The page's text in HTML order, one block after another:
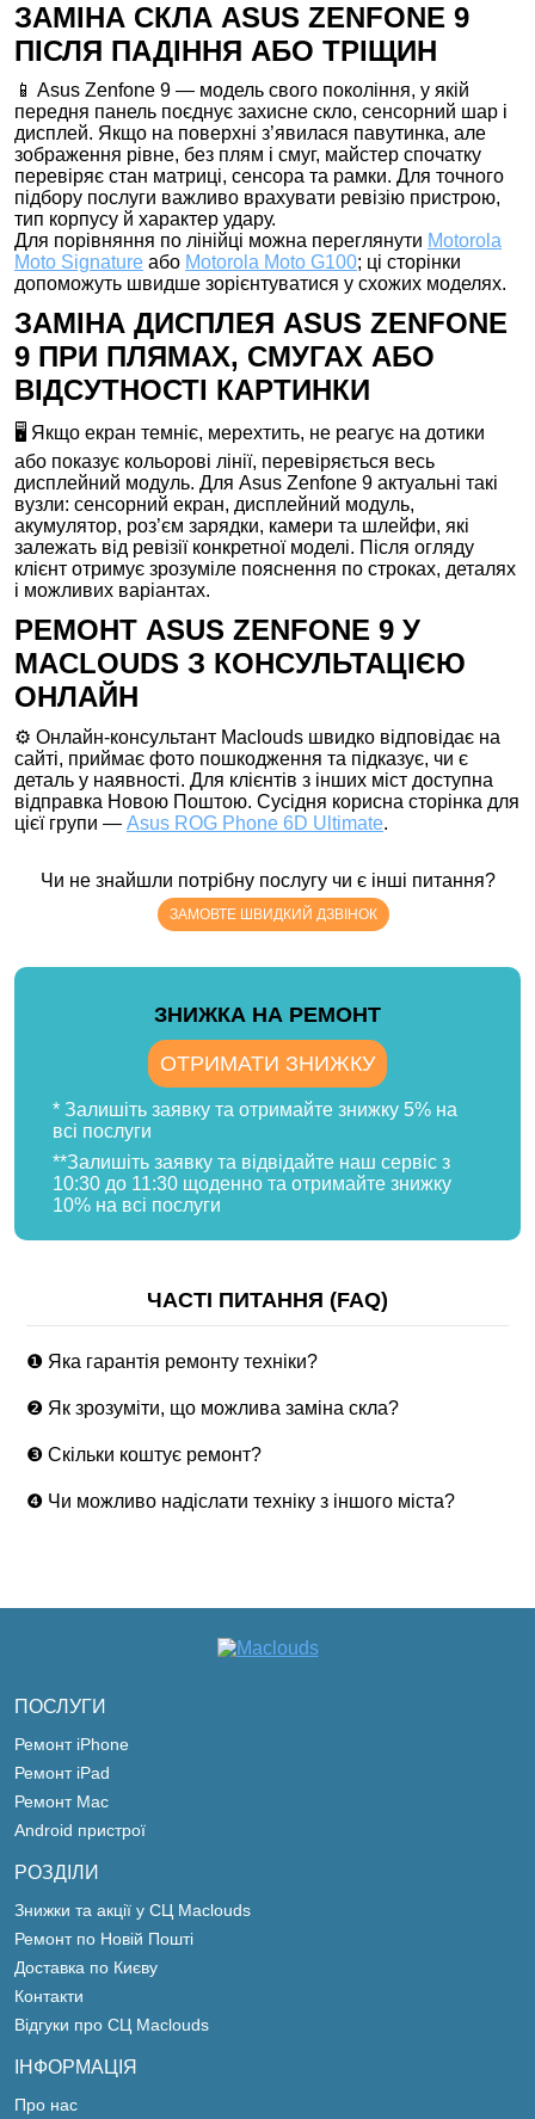
ЗАМІНА СКЛА ASUS ZENFONE 9
ПІСЛЯ ПАДІННЯ АБО ТРІЩИН
📱 Asus Zenfone 9 — модель свого покоління, у якій
передня панель поєднує захисне скло, сенсорний шар і
дисплей. Якщо на поверхні з’явилася павутинка, але
зображення рівне, без плям і смуг, майстер спочатку
перевіряє стан матриці, сенсора та рамки. Для точного
підбору послуги важливо врахувати ревізію пристрою,
тип корпусу й характер удару.
Для порівняння по лінійці можна переглянути Motorola
Moto Signature або Motorola Moto G100; ці сторінки
допоможуть швидше зорієнтуватися у схожих моделях.
ЗАМІНА ДИСПЛЕЯ ASUS ZENFONE
9 ПРИ ПЛЯМАХ, СМУГАХ АБО
ВІДСУТНОСТІ КАРТИНКИ
🖥️ Якщо екран темніє, мерехтить, не реагує на дотики
або показує кольорові лінії, перевіряється весь
дисплейний модуль. Для Asus Zenfone 9 актуальні такі
вузли: сенсорний екран, дисплейний модуль,
акумулятор, роз’єм зарядки, камери та шлейфи, які
залежать від ревізії конкретної моделі. Після огляду
клієнт отримує зрозуміле пояснення по строках, деталях
і можливих варіантах.
РЕМОНТ ASUS ZENFONE 9 У
MACLOUDS З КОНСУЛЬТАЦІЄЮ
ОНЛАЙН
⚙️ Онлайн-консультант Maclouds швидко відповідає на
сайті, приймає фото пошкодження та підказує, чи є
деталь у наявності. Для клієнтів з інших міст доступна
відправка Новою Поштою. Сусідня корисна сторінка для
цієї групи — Asus ROG Phone 6D Ultimate.
Чи не знайшли потрібну послугу чи є інші питання?
ЗАМОВТЕ ШВИДКИЙ ДЗВІНОК
ЗНИЖКА НА РЕМОНТ
ОТРИМАТИ ЗНИЖКУ
* Залишіть заявку та отримайте знижку 5% на
всі послуги
**Залишіть заявку та відвідайте наш сервіс з
10:30 до 11:30 щоденно та отримайте знижку
10% на всі послуги
ЧАСТІ ПИТАННЯ (FAQ)
❶ Яка гарантія ремонту техніки?
❷ Як зрозуміти, що можлива заміна скла?
❸ Скільки коштує ремонт?
❹ Чи можливо надіслати техніку з іншого міста?
ПОСЛУГИ
Ремонт iPhone
Ремонт iPad
Ремонт Mac
Android пристрої
РОЗДІЛИ
Знижки та акції у СЦ Maclouds
Ремонт по Новій Пошті
Доставка по Києву
Контакти
Відгуки про СЦ Maclouds
ІНФОРМАЦІЯ
Про нас